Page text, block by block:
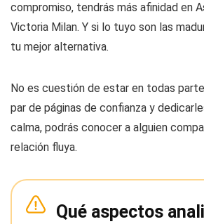
compromiso, tendrás más afinidad en
Victoria Milan. Y si lo tuyo son las
tu mejor alternativa.
No es cuestión de estar en todas
par de páginas de confianza y
calma, podrás conocer a alguien
relación fluya.
Qué aspectos